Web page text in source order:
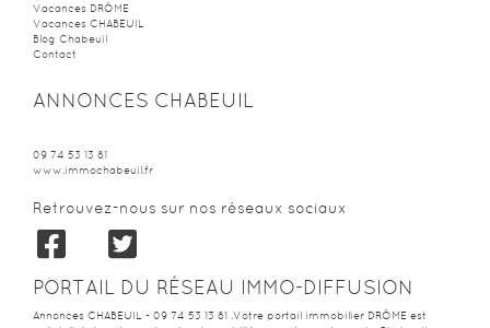
Vacances DRÔME
Vacances CHABEUIL
Blog Chabeuil
Contact
ANNONCES CHABEUIL
09 74 53 13 81
www.immochabeuil.fr
Retrouvez-nous sur nos réseaux sociaux
PORTAIL DU RÉSEAU IMMO-DIFFUSION
Annonces CHABEUIL - 09 74 53 13 81 .Votre portail immobilier DRÔME est